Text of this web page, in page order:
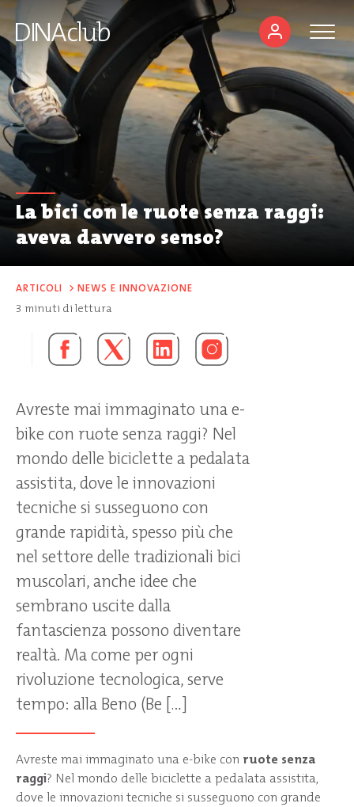
La bici con le ruote senza raggi:
aveva davvero senso?
ARTICOLI > NEWS E INNOVAZIONE
3 minuti di lettura
Avreste mai immaginato una e-
bike con ruote senza raggi? Nel
mondo delle biciclette a pedalata
assistita, dove le innovazioni
tecniche si susseguono con
grande rapidità, spesso più che
nel settore delle tradizionali bici
muscolari, anche idee che
sembrano uscite dalla
fantascienza possono diventare
realtà. Ma come per ogni
rivoluzione tecnologica, serve
tempo: alla Beno (Be […]
Avreste mai immaginato una e-bike con ruote senza
raggi? Nel mondo delle biciclette a pedalata assistita,
dove le innovazioni tecniche si susseguono con grande